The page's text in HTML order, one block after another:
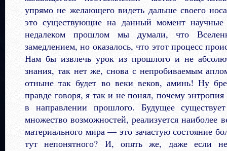
упрямо не желающего видеть дальше своего
это существующие на данный момент
недалеком прошлом мы думали, что
замедлением, но оказалось, что этот процесс
Нам бы извлечь урок из прошлого и не
знания, так нет же, снова с непробиваемым
отныне так будет во веки веков, аминь! Ну
правде говоря, я так и не понял, почему энтропия
в направлении прошлого. Будущее
множество возможностей, реализуется наиболее
материального мира — это зачастую состояние
тут непонятного? И, опять же, даже если не